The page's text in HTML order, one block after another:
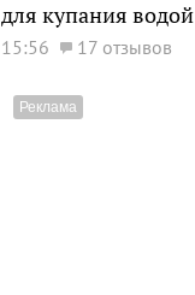
для купания водой
15:56 17 отзывов